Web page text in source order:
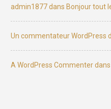
admin1877dans Bonjour tout
Un commentateur WordPress
A WordPress Commenterdans